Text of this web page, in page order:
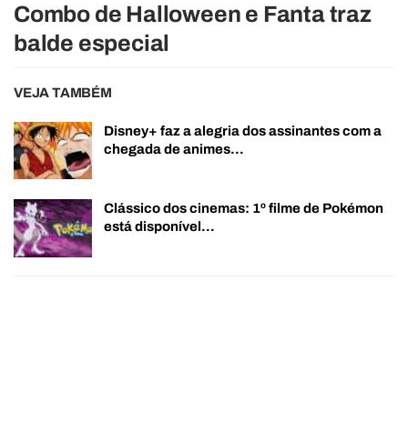
Combo de Halloween e Fanta traz
balde especial
VEJA TAMBÉM
Disney+ faz a alegria dos assinantes com a
chegada de animes…
Clássico dos cinemas: 1º filme de Pokémon
está disponível…